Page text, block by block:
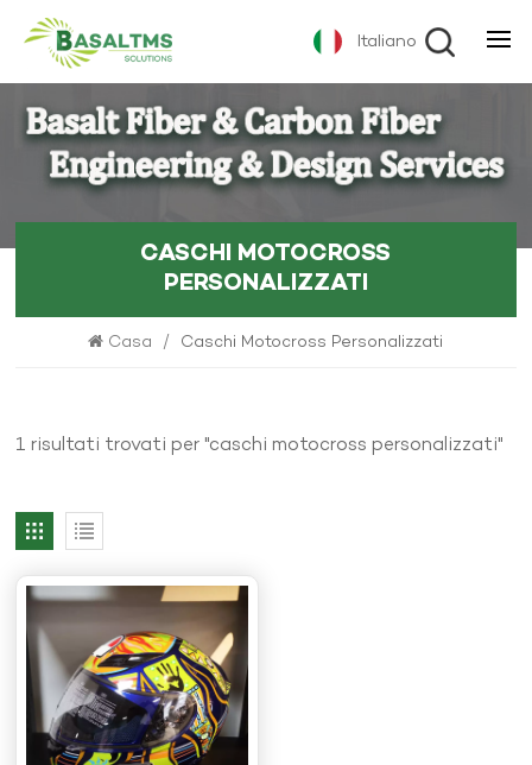
Italiano
CASCHI MOTOCROSS
PERSONALIZZATI
Casa / Caschi Motocross Personalizzati
1 risultati trovati per "caschi motocross personalizzati"